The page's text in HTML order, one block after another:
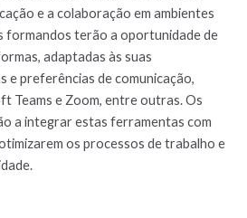
e a colaboração em ambientes
formandos terão a oportunidade de
adaptadas às suas
e preferências de comunicação,
Teams e Zoom, entre outras. Os
a integrar estas ferramentas com
os processos de trabalho e